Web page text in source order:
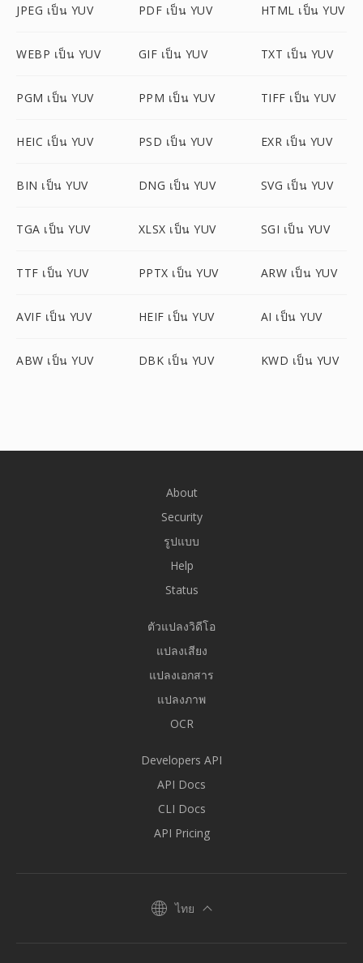
JPEG เป็น YUV PDF เป็น YUV HTML เป็น YUV
WEBP เป็น YUV GIF เป็น YUV TXT เป็น YUV
PGM เป็น YUV PPM เป็น YUV TIFF เป็น YUV
HEIC เป็น YUV PSD เป็น YUV EXR เป็น YUV
BIN เป็น YUV DNG เป็น YUV SVG เป็น YUV
TGA เป็น YUV XLSX เป็น YUV SGI เป็น YUV
TTF เป็น YUV PPTX เป็น YUV ARW เป็น YUV
AVIF เป็น YUV HEIF เป็น YUV AI เป็น YUV
ABW เป็น YUV DBK เป็น YUV KWD เป็น YUV
About
Security
รูปแบบ
Help
Status
ตัวแปลงวิดีโอ
แปลงเสียง
แปลงเอกสาร
แปลงภาพ
OCR
Developers API
API Docs
CLI Docs
API Pricing
ไทย